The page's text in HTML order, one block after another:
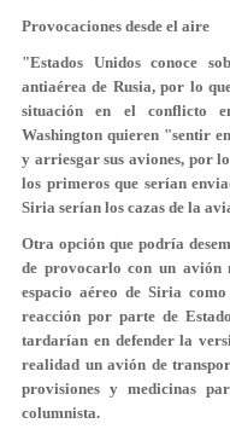
Provocaciones desde el aire
"Estados Unidos conoce
antiaérea de Rusia, por lo
situación en el conflicto
Washington quieren "sentir
y arriesgar sus aviones, por
los primeros que serían
Siria serían los cazas de la
Otra opción que podría
de provocarlo con un avión
espacio aéreo de Siria
reacción por parte de
tardarían en defender la
realidad un avión de
provisiones y medicinas
columnista.